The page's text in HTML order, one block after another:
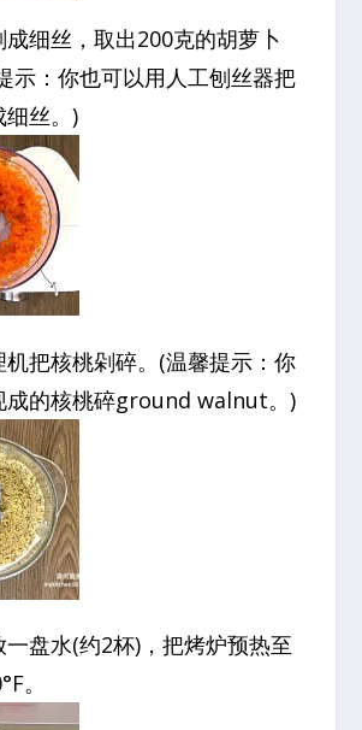
细丝，取出200克的胡萝卜
示：你也可以用人工刨丝器把
细丝。)
机把核桃剁碎。(温馨提示：你
成的核桃碎ground walnut。)
盘水(约2杯)，把烤炉预热至
。